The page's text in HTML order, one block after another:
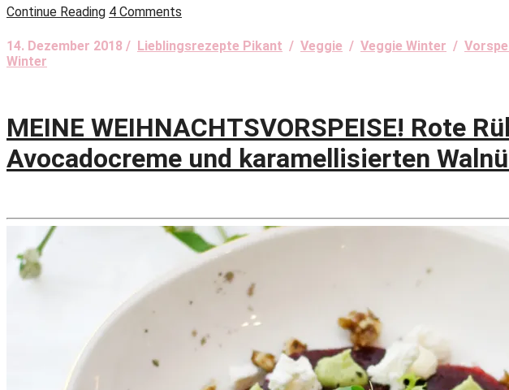
Continue Reading 4 Comments
14. Dezember 2018 / Lieblingsrezepte Pikant / Veggie / Veggie Winter /
Winter
MEINE WEIHNACHTSVORSPEISE! Rote
Avocadocreme und karamellisierten